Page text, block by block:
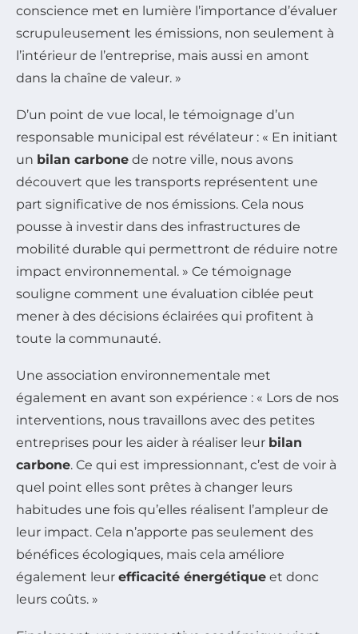
conscience met en lumière l’importance d’évaluer
scrupuleusement les émissions, non seulement à
l’intérieur de l’entreprise, mais aussi en amont
dans la chaîne de valeur. »
D’un point de vue local, le témoignage d’un
responsable municipal est révélateur : « En initiant
un bilan carbone de notre ville, nous avons
découvert que les transports représentent une
part significative de nos émissions. Cela nous
pousse à investir dans des infrastructures de
mobilité durable qui permettront de réduire notre
impact environnemental. » Ce témoignage
souligne comment une évaluation ciblée peut
mener à des décisions éclairées qui profitent à
toute la communauté.
Une association environnementale met
également en avant son expérience : « Lors de nos
interventions, nous travaillons avec des petites
entreprises pour les aider à réaliser leur bilan
carbone. Ce qui est impressionnant, c’est de voir à
quel point elles sont prêtes à changer leurs
habitudes une fois qu’elles réalisent l’ampleur de
leur impact. Cela n’apporte pas seulement des
bénéfices écologiques, mais cela améliore
également leur efficacité énergétique et donc
leurs coûts. »